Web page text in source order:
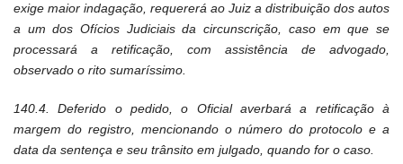
exige maior indagação, requererá ao Juiz a distribuição dos autos
a um dos Ofícios Judiciais da circunscrição, caso em que se
processará a retificação, com assistência de advogado,
observado o rito sumaríssimo.
140.4. Deferido o pedido, o Oficial averbará a retificação à
margem do registro, mencionando o número do protocolo e a
data da sentença e seu trânsito em julgado, quando for o caso.